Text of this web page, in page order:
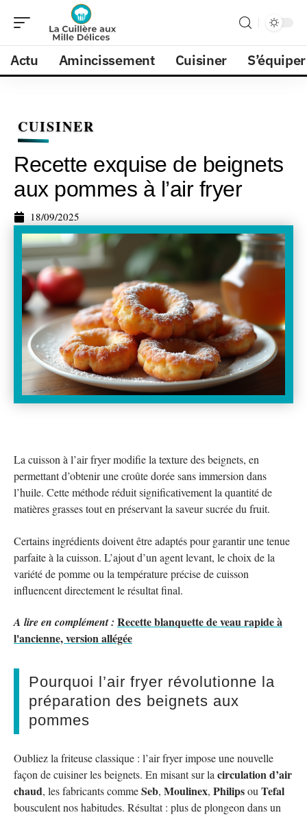
Actu Amincissement Cuisiner S’équiper
CUISINER
Recette exquise de beignets
aux pommes à l’air fryer
18/09/2025
La cuisson à l’air fryer modifie la texture des beignets, en
permettant d’obtenir une croûte dorée sans immersion dans
l’huile. Cette méthode réduit significativement la quantité de
matières grasses tout en préservant la saveur sucrée du fruit.
Certains ingrédients doivent être adaptés pour garantir une tenue
parfaite à la cuisson. L’ajout d’un agent levant, le choix de la
variété de pomme ou la température précise de cuisson
influencent directement le résultat final.
A lire en complément : Recette blanquette de veau rapide à
l'ancienne, version allégée
Pourquoi l’air fryer révolutionne la
préparation des beignets aux
pommes
Oubliez la friteuse classique : l’air fryer impose une nouvelle
façon de cuisiner les beignets. En misant sur la circulation d’air
chaud, les fabricants commeSeb, Moulinex, Philipsou Tefal
bousculent nos habitudes. Résultat : plus de plongeon dans un